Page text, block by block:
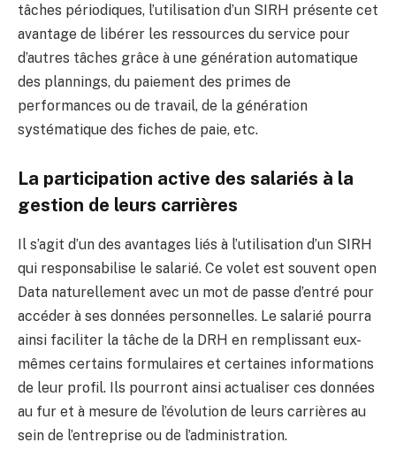
tâches périodiques, l’utilisation d’un SIRH présente cet
avantage de libérer les ressources du service pour
d’autres tâches grâce à une génération automatique
des plannings, du paiement des primes de
performances ou de travail, de la génération
systématique des fiches de paie, etc.
La participation active des salariés à la
gestion de leurs carrières
Il s’agit d’un des avantages liés à l’utilisation d’un SIRH
qui responsabilise le salarié. Ce volet est souvent open
Data naturellement avec un mot de passe d’entré pour
accéder à ses données personnelles. Le salarié pourra
ainsi faciliter la tâche de la DRH en remplissant eux-
mêmes certains formulaires et certaines informations
de leur profil. Ils pourront ainsi actualiser ces données
au fur et à mesure de l’évolution de leurs carrières au
sein de l’entreprise ou de l’administration.